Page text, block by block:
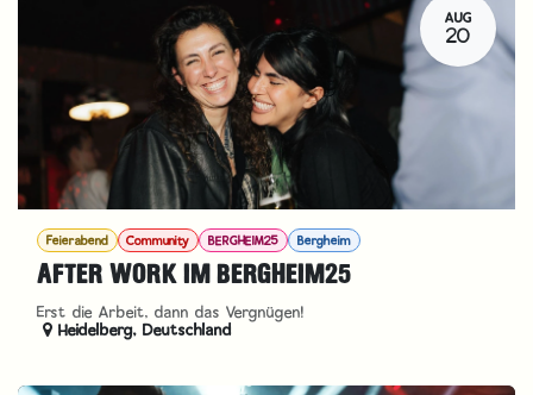
AUG
20
Feierabend Community BERGHEIM25 Bergheim
AFTER WORK IM BERGHEIM25
Erst die Arbeit, dann das Vergnügen!
Heidelberg, Deutschland